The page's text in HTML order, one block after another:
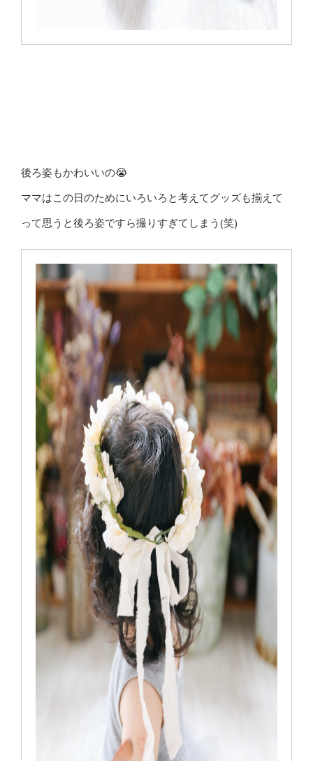
後ろ姿もかわいいの😭
ママはこの日のためにいろいろと考えてグッズも揃えて
って思うと後ろ姿ですら撮りすぎてしまう(笑)